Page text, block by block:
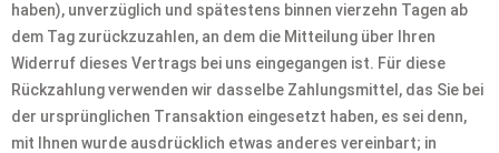
haben), unverzüglich und spätestens binnen vierzehn Tagen ab
dem Tag zurückzuzahlen, an dem die Mitteilung über Ihren
Widerruf dieses Vertrags bei uns eingegangen ist. Für diese
Rückzahlung verwenden wir dasselbe Zahlungsmittel, das Sie bei
der ursprünglichen Transaktion eingesetzt haben, es sei denn,
mit Ihnen wurde ausdrücklich etwas anderes vereinbart; in